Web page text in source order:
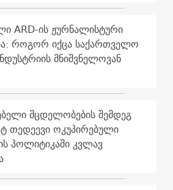
ARD-ის ჟურნალისტური
როგორ იქცა საქართველო
მნიშვნელოვან
მცდელობების შემდეგ
თედეევი ოკუპირებული
პოლიტიკაში კვლავ